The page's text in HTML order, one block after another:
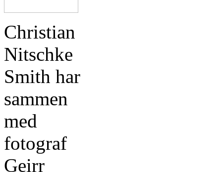
Christian
Nitschke
Smith har
sammen
med
fotograf
Geirr